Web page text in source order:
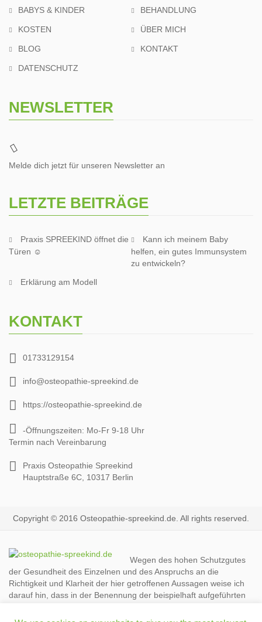
BABYS & KINDER BEHANDLUNG
KOSTEN ÜBER MICH
BLOG KONTAKT
DATENSCHUTZ
NEWSLETTER
Melde dich jetzt für unseren Newsletter an
LETZTE BEITRÄGE
Praxis SPREEKIND öffnet die
Türen ☺
Kann ich meinem Baby
helfen, ein gutes Immunsystem
zu entwickeln?
Erklärung am Modell
KONTAKT
01733129154
info@osteopathie-spreekind.de
https://osteopathie-spreekind.de
-Öffnungszeiten: Mo-Fr 9-18 Uhr
Termin nach Vereinbarung
Praxis Osteopathie Spreekind
Hauptstraße 6C, 10317 Berlin
Copyright © 2016 Osteopathie-spreekind.de. All rights reserved.
Wegen des hohen Schutzgutes
der Gesundheit des Einzelnen und des Anspruchs an die
Richtigkeit und Klarheit der hier getroffenen Aussagen weise ich
darauf hin, dass in der Benennung der beispielhaft aufgeführten
die Garantie einer Linderung oder Verbesserung aufgeführter